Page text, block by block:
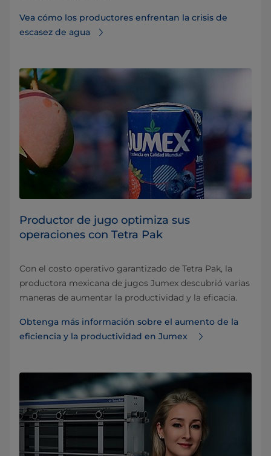
Vea cómo los productores enfrentan la crisis de
escasez de agua
Productor de jugo optimiza sus
operaciones con Tetra Pak
Con el costo operativo garantizado de Tetra Pak, la
productora mexicana de jugos Jumex descubrió varias
maneras de aumentar la productividad y la eficacia.
Obtenga más información sobre el aumento de la
eficiencia y la productividad en Jumex